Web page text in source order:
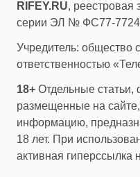
RIFEY.RU, реестровая
серии ЭЛ № ФС77-
Учредитель: общество
ответственностью
18+ Отдельные
размещенные на
информацию,
18 лет. При
активная гиперссылка